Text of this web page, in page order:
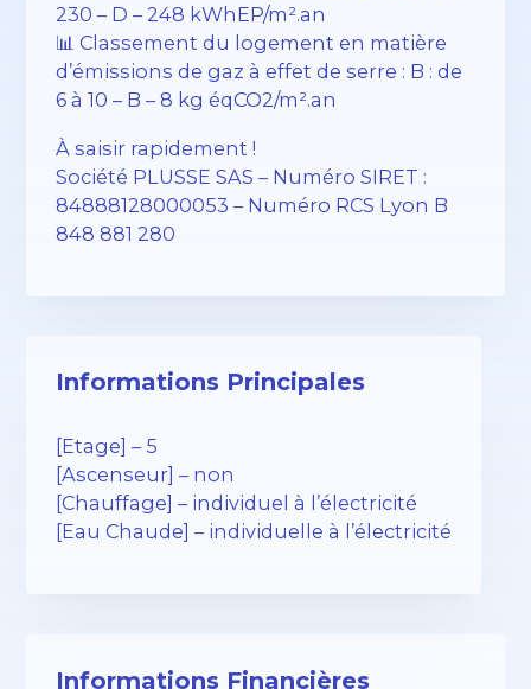
230 – D – 248 kWhEP/m².an
📊 Classement du logement en matière
d’émissions de gaz à effet de serre : B : de
6 à 10 – B – 8 kg éqCO2/m².an
À saisir rapidement !
Société PLUSSE SAS – ​​Numéro SIRET :
84888128000053 – Numéro RCS Lyon B
848 881 280
Informations Principales
[Etage] – 5
[Ascenseur] – non
[Chauffage] – individuel à l’électricité
[Eau Chaude] – individuelle à l’électricité
Informations Financières